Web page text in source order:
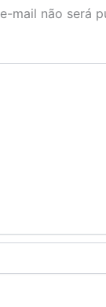
mail não será